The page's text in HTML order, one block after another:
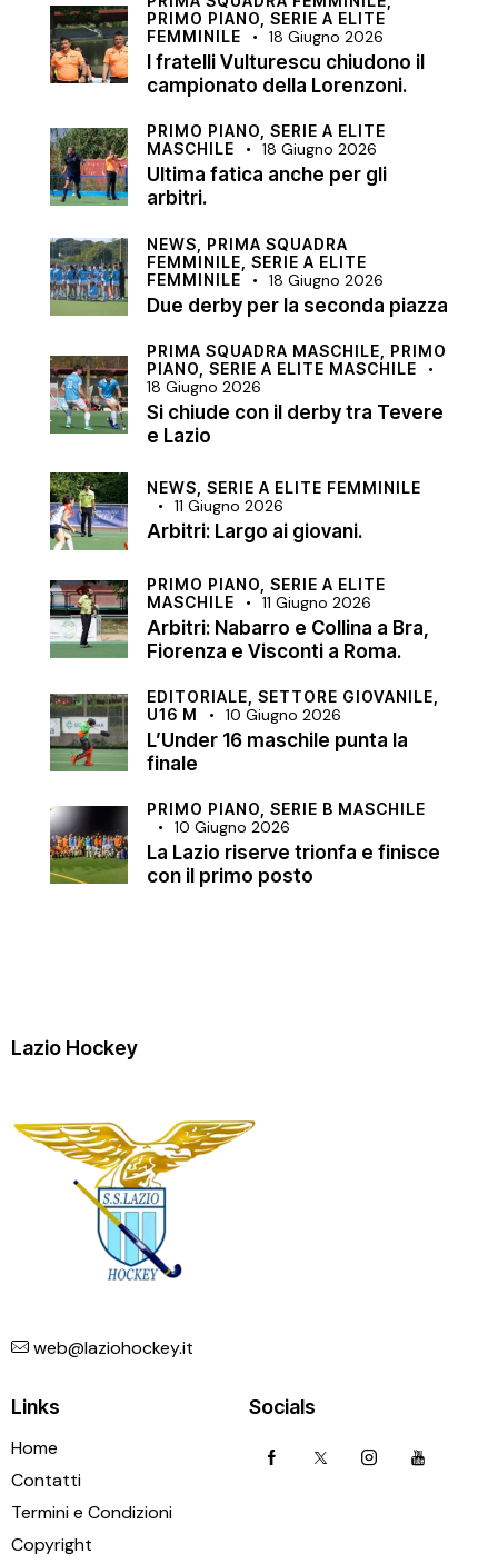
PRIMO PIANO, SERIE A ELITE
FEMMINILE
18 Giugno 2026
I fratelli Vulturescu chiudono il
campionato della Lorenzoni.
PRIMO PIANO, SERIE A ELITE
MASCHILE
18 Giugno 2026
Ultima fatica anche per gli
arbitri.
NEWS, PRIMA SQUADRA
FEMMINILE, SERIE A ELITE
FEMMINILE
18 Giugno 2026
Due derby per la seconda piazza
PRIMA SQUADRA MASCHILE, PRIMO
PIANO, SERIE A ELITE MASCHILE
18 Giugno 2026
Si chiude con il derby tra Tevere
e Lazio
NEWS, SERIE A ELITE FEMMINILE
11 Giugno 2026
Arbitri: Largo ai giovani.
PRIMO PIANO, SERIE A ELITE
MASCHILE
11 Giugno 2026
Arbitri: Nabarro e Collina a Bra,
Fiorenza e Visconti a Roma.
EDITORIALE, SETTORE GIOVANILE,
U16 M
10 Giugno 2026
L’Under 16 maschile punta la
finale
PRIMO PIANO, SERIE B MASCHILE
10 Giugno 2026
La Lazio riserve trionfa e finisce
con il primo posto
Lazio Hockey
web@laziohockey.it
Links
Home
Contatti
Termini e Condizioni
Copyright
Socials